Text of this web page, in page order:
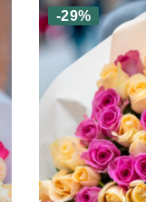
-29%